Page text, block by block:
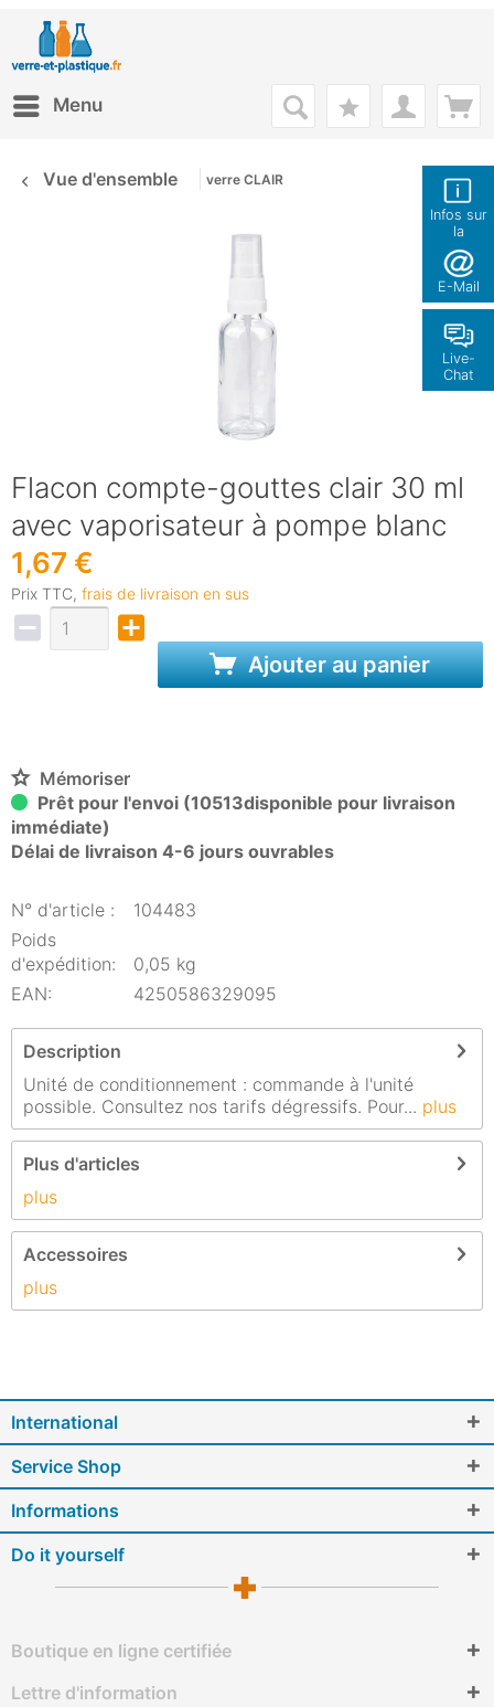
Infos sur
la
boutique
E-Mail
Live-
Chat
Menu
Vue d'ensemble verre CLAIR
Flacon compte-gouttes clair 30 ml
avec vaporisateur à pompe blanc
1,67 €
Prix TTC, frais de livraison en sus
Ajouter au panier
Mémoriser
Prêt pour l'envoi (10513disponible pour livraison
immédiate)
Délai de livraison 4-6 jours ouvrables
N° d'article :
104483
Poids
d'expédition:
0,05 kg
EAN:
4250586329095
Description
Unité de conditionnement : commande à l'unité
possible. Consultez nos tarifs dégressifs. Pour... plus
Plus d'articles
plus
Accessoires
plus
International
Service Shop
Informations
Do it yourself
Boutique en ligne certifiée
Lettre d'information